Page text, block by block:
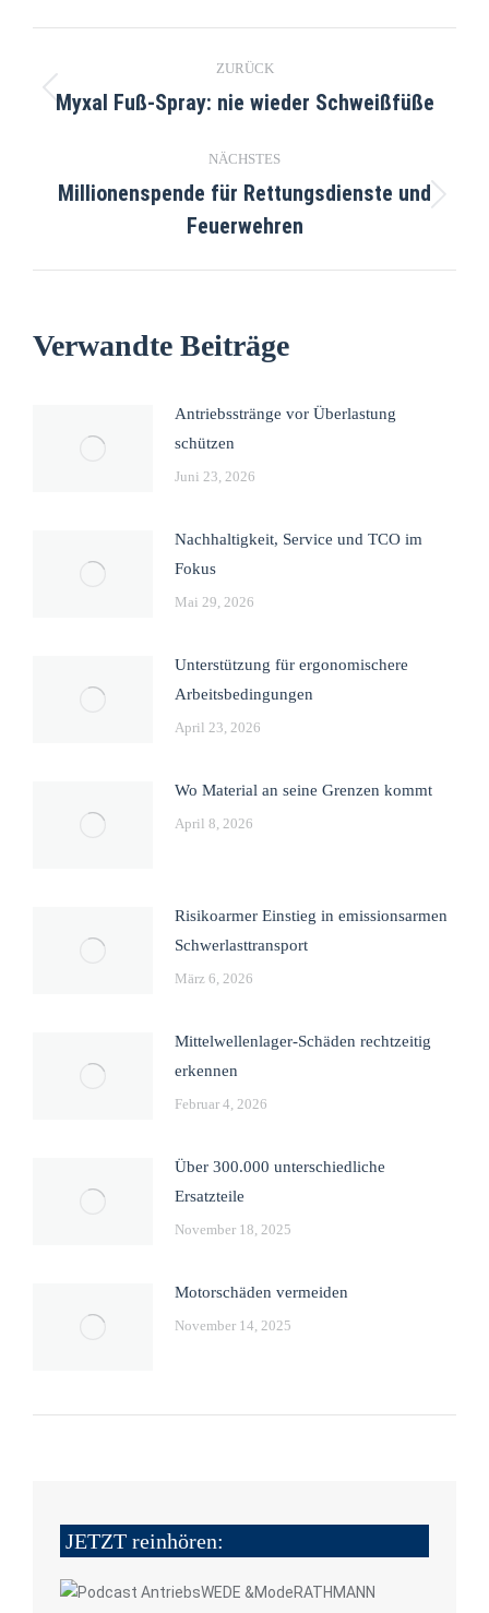
ZURÜCK
Myxal Fuß-Spray: nie wieder Schweißfüße
NÄCHSTES
Millionenspende für Rettungsdienste und
Feuerwehren
Verwandte Beiträge
Antriebsstränge vor Überlastung
schützen
Juni 23, 2026
Nachhaltigkeit, Service und TCO im
Fokus
Mai 29, 2026
Unterstützung für ergonomischere
Arbeitsbedingungen
April 23, 2026
Wo Material an seine Grenzen kommt
April 8, 2026
Risikoarmer Einstieg in emissionsarmen
Schwerlasttransport
März 6, 2026
Mittelwellenlager-Schäden rechtzeitig
erkennen
Februar 4, 2026
Über 300.000 unterschiedliche
Ersatzteile
November 18, 2025
Motorschäden vermeiden
November 14, 2025
JETZT reinhören: